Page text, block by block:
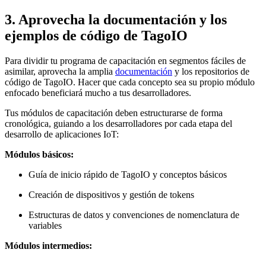
3. Aprovecha la documentación y los
ejemplos de código de TagoIO
Para dividir tu programa de capacitación en segmentos fáciles de
asimilar, aprovecha la amplia documentación y los repositorios de
código de TagoIO. Hacer que cada concepto sea su propio módulo
enfocado beneficiará mucho a tus desarrolladores.
Tus módulos de capacitación deben estructurarse de forma
cronológica, guiando a los desarrolladores por cada etapa del
desarrollo de aplicaciones IoT:
Módulos básicos:
Guía de inicio rápido de TagoIO y conceptos básicos
Creación de dispositivos y gestión de tokens
Estructuras de datos y convenciones de nomenclatura de
variables
Módulos intermedios: